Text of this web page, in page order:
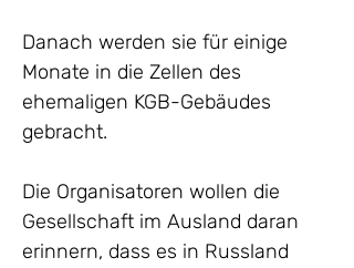
Danach werden sie für einige
Monate in die Zellen des
ehemaligen KGB-Gebäudes
gebracht.
Die Organisatoren wollen die
Gesellschaft im Ausland daran
erinnern, dass es in Russland